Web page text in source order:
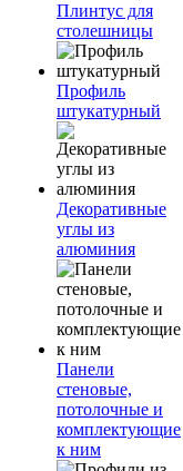
Плинтус для
столешницы
Профиль
штукатурный
Декоративные
углы из
алюминия
Панели
стеновые,
потолочные и
комплектующие
к ним